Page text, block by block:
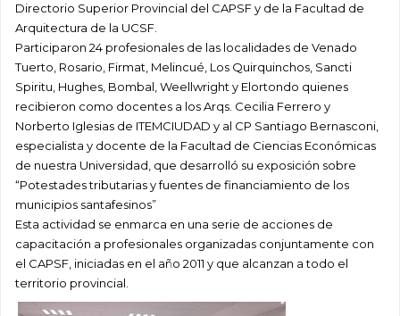
Directorio Superior Provincial del CAPSF y de la Facultad de
Arquitectura de la UCSF.
Participaron 24 profesionales de las localidades de Venado
Tuerto, Rosario, Firmat, Melincué, Los Quirquinchos, Sancti
Spiritu, Hughes, Bombal, Weellwright y Elortondo quienes
recibieron como docentes a los Arqs. Cecilia Ferrero y
Norberto Iglesias de ITEMCIUDAD y al CP Santiago Bernasconi,
especialista y docente de la Facultad de Ciencias Económicas
de nuestra Universidad, que desarrolló su exposición sobre
“Potestades tributarias y fuentes de financiamiento de los
municipios santafesinos”
Esta actividad se enmarca en una serie de acciones de
capacitación a profesionales organizadas conjuntamente con
el CAPSF, iniciadas en el año 2011 y que alcanzan a todo el
territorio provincial.